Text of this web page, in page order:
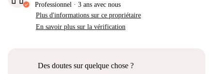
Professionnel · 3 ans avec nous
Plus d'informations sur ce propriétaire
En savoir plus sur la vérification
Des doutes sur quelque chose ?